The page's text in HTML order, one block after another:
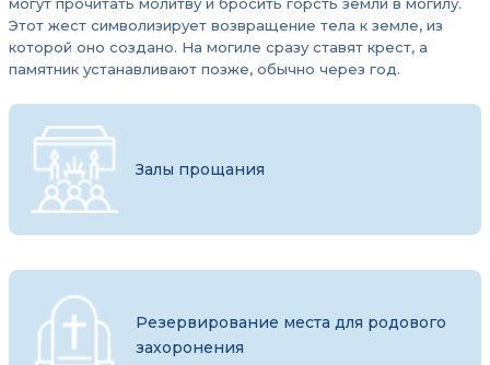
Этот жест символизирует возвращение тела к земле, из
которой оно создано. На могиле сразу ставят крест, а
памятник устанавливают позже, обычно через год.
Залы прощания
Резервирование места для родового
захоронения